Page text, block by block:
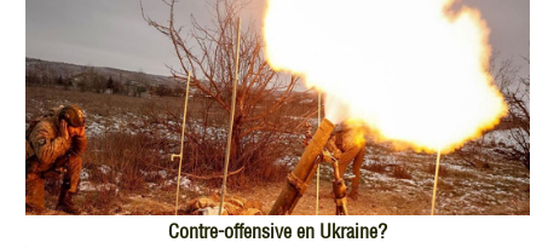
Contre-offensive en Ukraine?